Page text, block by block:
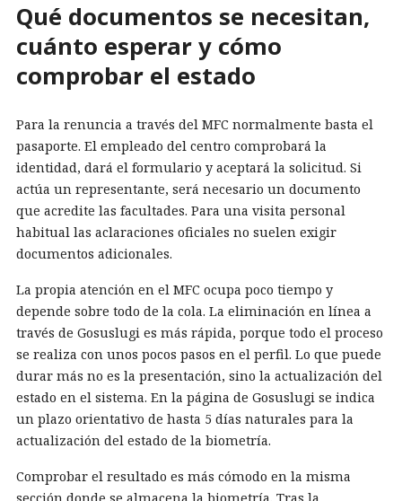
Qué documentos se necesitan,
cuánto esperar y cómo
comprobar el estado
Para la renuncia a través del MFC normalmente basta el
pasaporte. El empleado del centro comprobará la
identidad, dará el formulario y aceptará la solicitud. Si
actúa un representante, será necesario un documento
que acredite las facultades. Para una visita personal
habitual las aclaraciones oficiales no suelen exigir
documentos adicionales.
La propia atención en el MFC ocupa poco tiempo y
depende sobre todo de la cola. La eliminación en línea a
través de Gosuslugi es más rápida, porque todo el proceso
se realiza con unos pocos pasos en el perfil. Lo que puede
durar más no es la presentación, sino la actualización del
estado en el sistema. En la página de Gosuslugi se indica
un plazo orientativo de hasta 5 días naturales para la
actualización del estado de la biometría.
Comprobar el resultado es más cómodo en la misma